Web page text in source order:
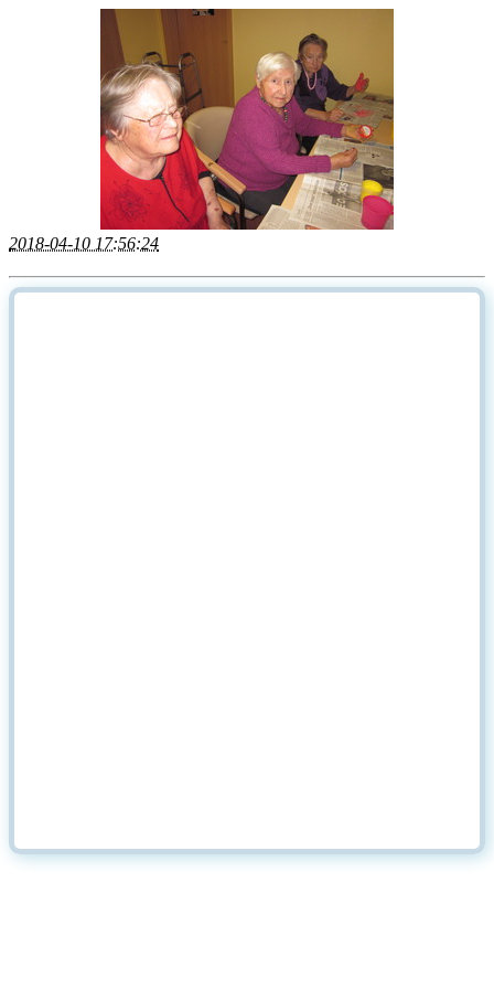
2018-04-10 17:56:24